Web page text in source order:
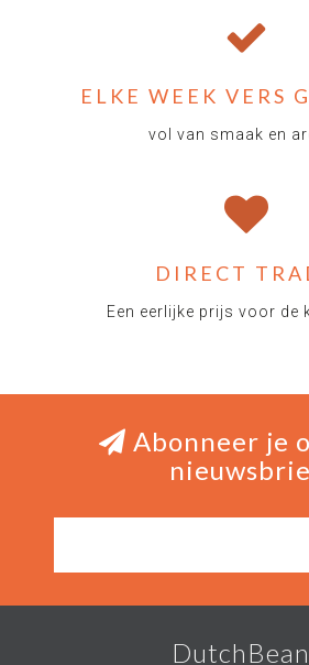
ELKE WEEK VERS
vol van smaak en
DIRECT
Een eerlijke prijs voor de
Abonneer je